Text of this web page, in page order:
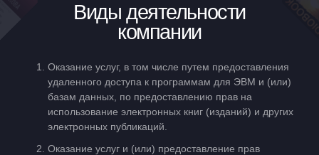
Виды деятельности
компании
Оказание услуг, в том числе путем предоставления
удаленного доступа к программам для ЭВМ и (или)
базам данных, по предоставлению прав на
использование электронных книг (изданий) и других
электронных публикаций.
Оказание услуг и (или) предоставление прав